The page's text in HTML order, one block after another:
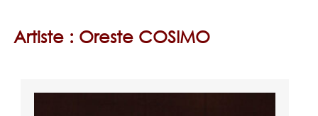
Artiste : Oreste COSIMO